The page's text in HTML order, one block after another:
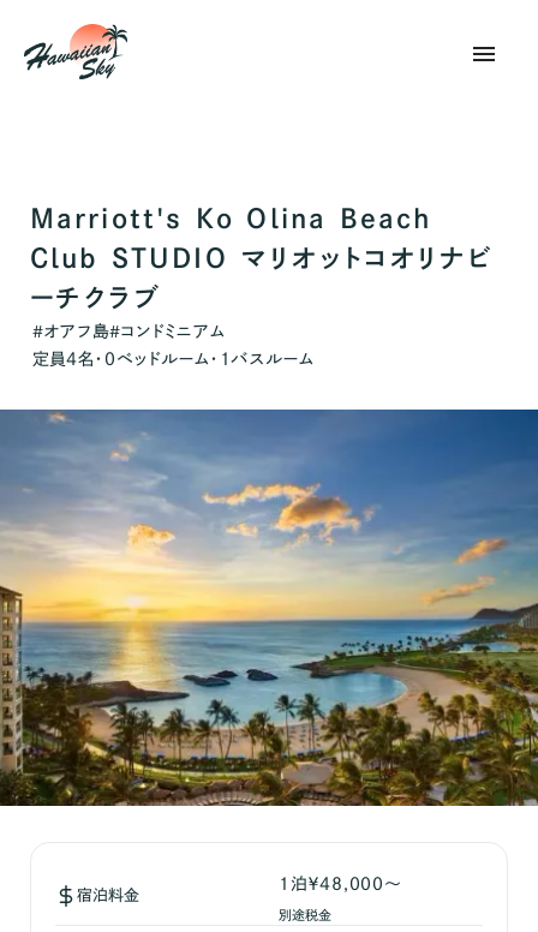
menu
Marriott's Ko Olina Beach
Club STUDIO マリオットコオリナビ
ーチクラブ
#オアフ島#コンドミニアム
定員4名・ 0 ベッドルーム・ 1バスルーム
宿泊料金
1泊￥48,000～
別途税金